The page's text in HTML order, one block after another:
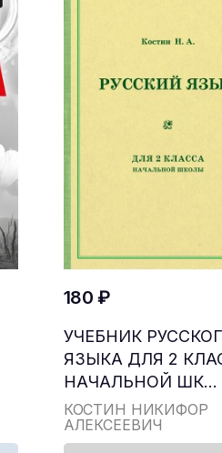
180 ₽
УЧЕБНИК
ЯЗЫКА ДЛЯ 2
НАЧАЛЬНОЙ ШК...
КОСТИН НИКИФОР
АЛЕКСЕЕВИЧ